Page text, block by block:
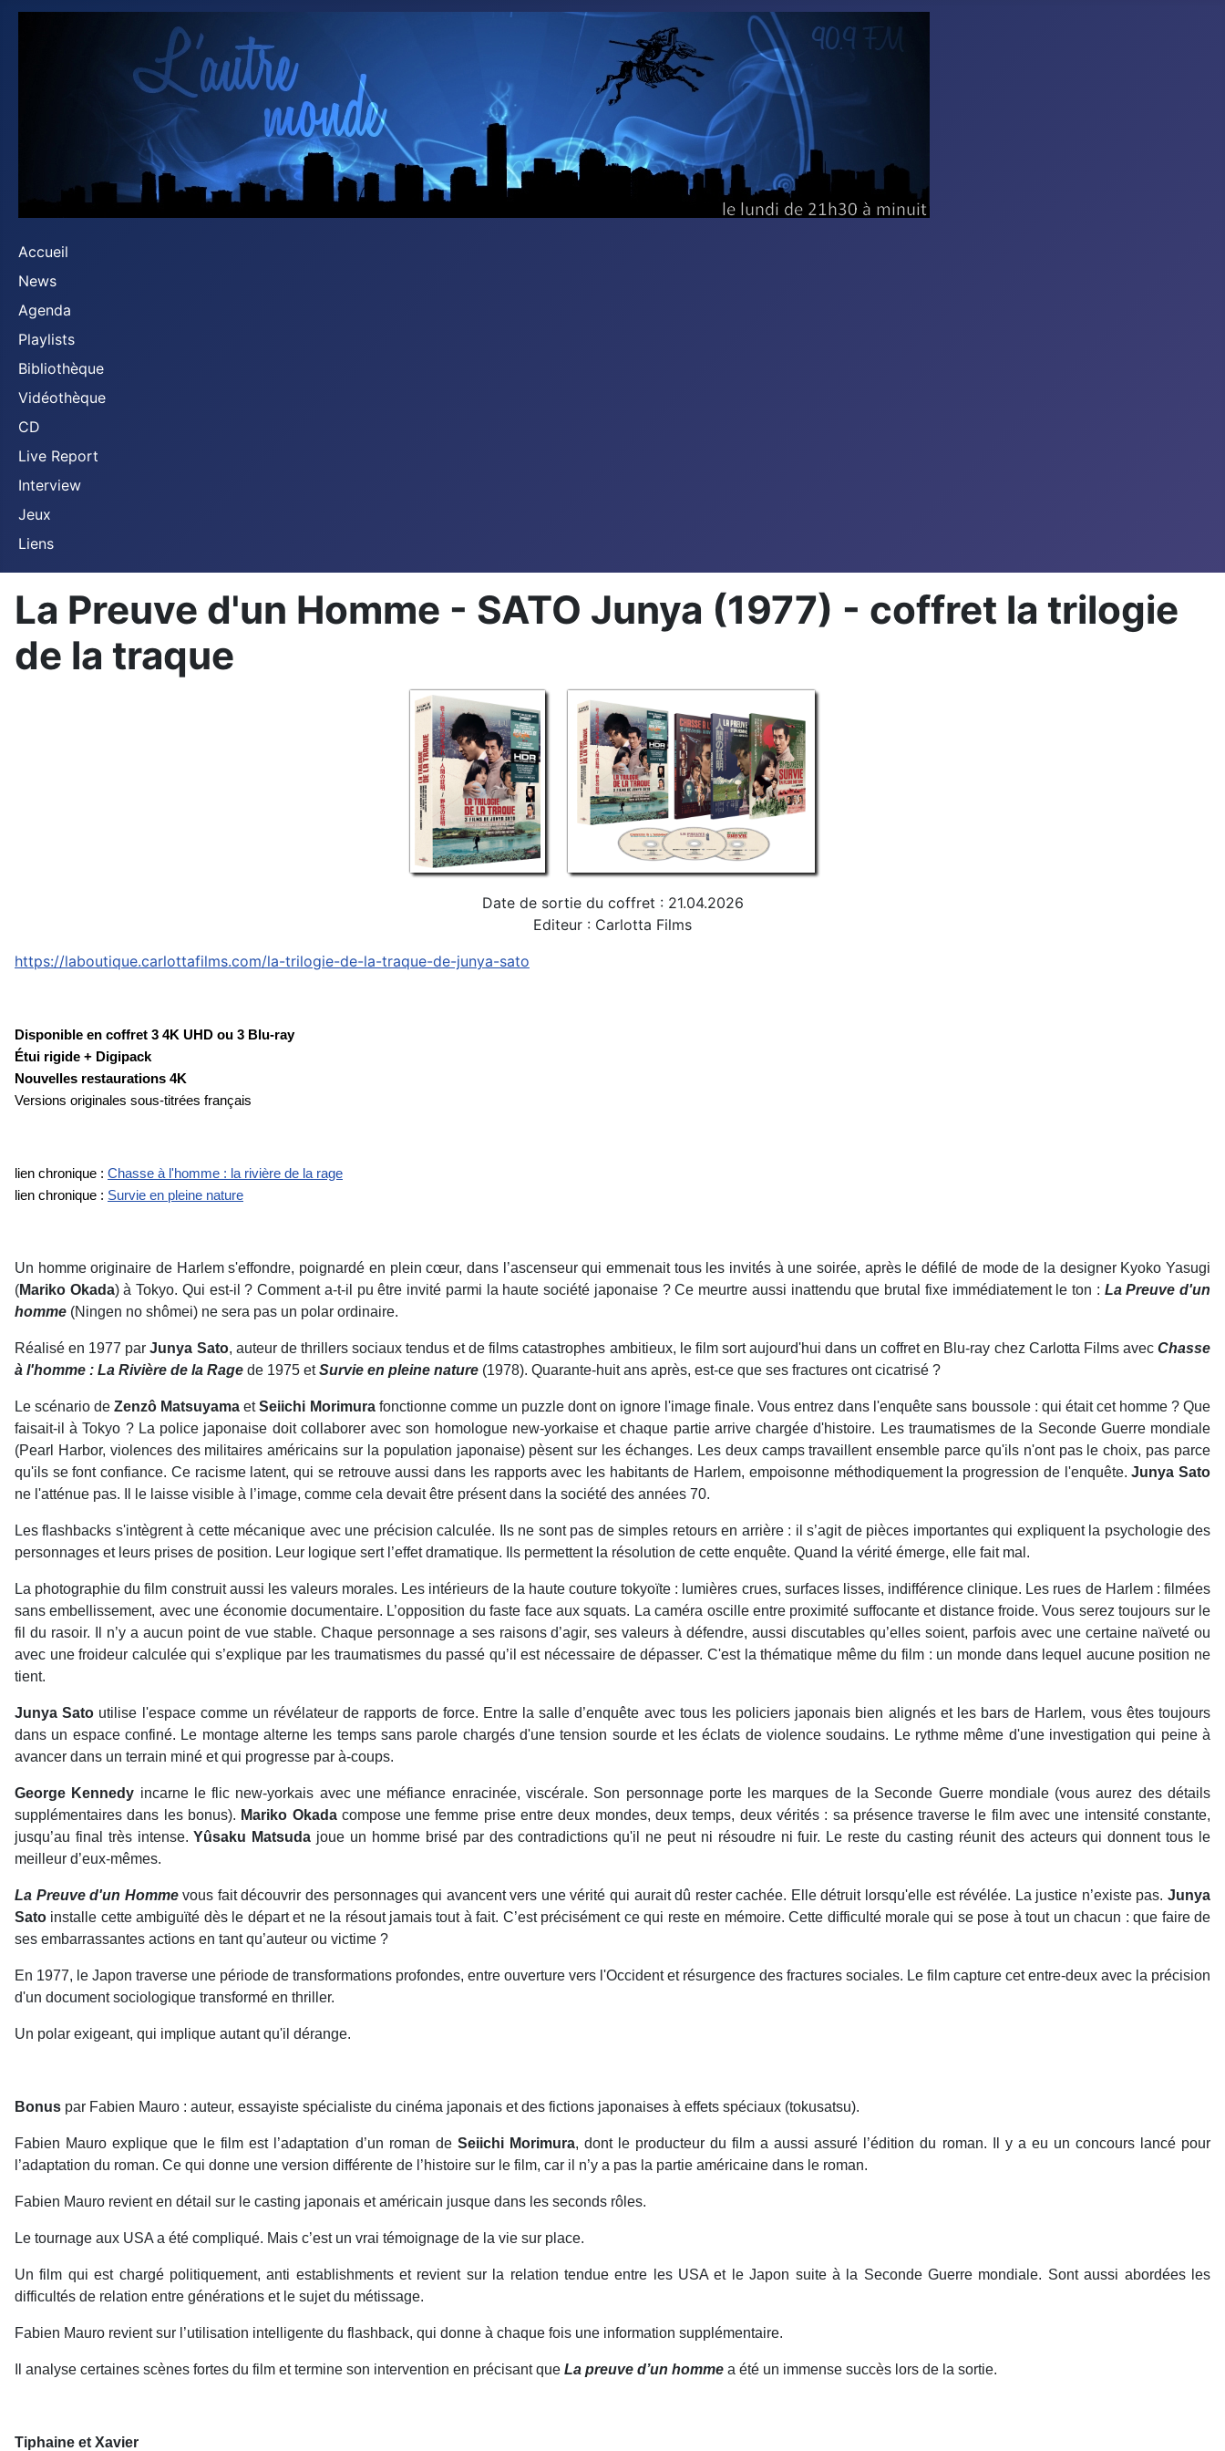
Accueil
News
Agenda
Playlists
Bibliothèque
Vidéothèque
CD
Live Report
Interview
Jeux
Liens
La Preuve d'un Homme - SATO Junya (1977) - coffret la trilogie
de la traque
Date de sortie du coffret : 21.04.2026
Editeur : Carlotta Films
https://laboutique.carlottafilms.com/la-trilogie-de-la-traque-de-junya-sato
Disponible en coffret 3 4K UHD ou 3 Blu-ray
Étui rigide + Digipack
Nouvelles restaurations 4K
Versions originales sous-titrées français
lien chronique : Chasse à l'homme : la rivière de la rage
lien chronique : Survie en pleine nature
Un homme originaire de Harlem s'effondre, poignardé en plein cœur, dans l’ascenseur qui emmenait tous les invités à une soirée, après le défilé de mode de la designer Kyoko Yasugi
(Mariko Okada) à Tokyo. Qui est-il ? Comment a-t-il pu être invité parmi la haute société japonaise ? Ce meurtre aussi inattendu que brutal fixe immédiatement le ton : La Preuve d'un
homme (Ningen no shômei) ne sera pas un polar ordinaire.
Réalisé en 1977 parJunya Sato, auteur de thrillers sociaux tendus et de films catastrophes ambitieux, le film sort aujourd'hui dans un coffret en Blu-ray chez Carlotta Films avecChasse
à l'homme : La Rivière de la Rage de 1975 etSurvie en pleine nature (1978). Quarante-huit ans après, est-ce que ses fractures ont cicatrisé ?
Le scénario deZenzô Matsuyama etSeiichi Morimurafonctionne comme un puzzle dont on ignore l'image finale. Vous entrez dans l'enquête sans boussole : qui était cet homme ? Que
faisait-il à Tokyo ? La police japonaise doit collaborer avec son homologue new-yorkaise et chaque partie arrive chargée d'histoire. Les traumatismes de la Seconde Guerre mondiale
(Pearl Harbor, violences des militaires américains sur la population japonaise) pèsent sur les échanges. Les deux camps travaillent ensemble parce qu'ils n'ont pas le choix, pas parce
qu'ils se font confiance. Ce racisme latent, qui se retrouve aussi dans les rapports avec les habitants de Harlem, empoisonne méthodiquement la progression de l'enquête.Junya Sato
ne l'atténue pas. Il le laisse visible à l’image, comme cela devait être présent dans la société des années 70.
Les flashbacks s'intègrent à cette mécanique avec une précision calculée. Ils ne sont pas de simples retours en arrière : il s’agit de pièces importantes qui expliquent la psychologie des
personnages et leurs prises de position. Leur logique sert l’effet dramatique. Ils permettent la résolution de cette enquête. Quand la vérité émerge, elle fait mal.
La photographie du film construit aussi les valeurs morales. Les intérieurs de la haute couture tokyoïte : lumières crues, surfaces lisses, indifférence clinique. Les rues de Harlem : filmées
sans embellissement, avec une économie documentaire. L’opposition du faste face aux squats. La caméra oscille entre proximité suffocante et distance froide. Vous serez toujours sur le
fil du rasoir. Il n’y a aucun point de vue stable. Chaque personnage a ses raisons d’agir, ses valeurs à défendre, aussi discutables qu’elles soient, parfois avec une certaine naïveté ou
avec une froideur calculée qui s’explique par les traumatismes du passé qu’il est nécessaire de dépasser. C'est la thématique même du film : un monde dans lequel aucune position ne
tient.
Junya Sato utilise l'espace comme un révélateur de rapports de force. Entre la salle d’enquête avec tous les policiers japonais bien alignés et les bars de Harlem, vous êtes toujours
dans un espace confiné. Le montage alterne les temps sans parole chargés d'une tension sourde et les éclats de violence soudains. Le rythme même d'une investigation qui peine à
avancer dans un terrain miné et qui progresse par à-coups.
George Kennedy incarne le flic new-yorkais avec une méfiance enracinée, viscérale. Son personnage porte les marques de la Seconde Guerre mondiale (vous aurez des détails
supplémentaires dans les bonus). Mariko Okada compose une femme prise entre deux mondes, deux temps, deux vérités : sa présence traverse le film avec une intensité constante,
jusqu’au final très intense. Yûsaku Matsuda joue un homme brisé par des contradictions qu'il ne peut ni résoudre ni fuir. Le reste du casting réunit des acteurs qui donnent tous le
meilleur d’eux-mêmes.
La Preuve d'un Homme vous fait découvrir des personnages qui avancent vers une vérité qui aurait dû rester cachée. Elle détruit lorsqu'elle est révélée. La justice n’existe pas. Junya
Sato installe cette ambiguïté dès le départ et ne la résout jamais tout à fait. C’est précisément ce qui reste en mémoire. Cette difficulté morale qui se pose à tout un chacun : que faire de
ses embarrassantes actions en tant qu’auteur ou victime ?
En 1977, le Japon traverse une période de transformations profondes, entre ouverture vers l'Occident et résurgence des fractures sociales. Le film capture cet entre-deux avec la précision
d'un document sociologique transformé en thriller.
Un polar exigeant, qui implique autant qu'il dérange.
Bonus par Fabien Mauro : auteur, essayiste spécialiste du cinéma japonais et des fictions japonaises à effets spéciaux (tokusatsu).
Fabien Mauro explique que le film est l’adaptation d’un roman de Seiichi Morimura, dont le producteur du film a aussi assuré l’édition du roman. Il y a eu un concours lancé pour
l’adaptation du roman. Ce qui donne une version différente de l’histoire sur le film, car il n’y a pas la partie américaine dans le roman.
Fabien Mauro revient en détail sur le casting japonais et américain jusque dans les seconds rôles.
Le tournage aux USA a été compliqué. Mais c’est un vrai témoignage de la vie sur place.
Un film qui est chargé politiquement, anti establishments et revient sur la relation tendue entre les USA et le Japon suite à la Seconde Guerre mondiale. Sont aussi abordées les
difficultés de relation entre générations et le sujet du métissage.
Fabien Mauro revient sur l’utilisation intelligente du flashback, qui donne à chaque fois une information supplémentaire.
Il analyse certaines scènes fortes du film et termine son intervention en précisant que La preuve d’un homme a été un immense succès lors de la sortie.
Tiphaine et Xavier